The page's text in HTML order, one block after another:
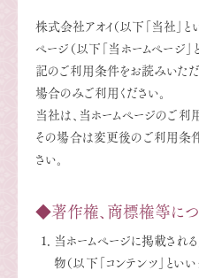
株式会社アオイ（以下「当社」と
ページ（以下「当ホームページ」
記のご利用条件をお読みいただ
場合のみご利用ください。
当社は、当ホームページのご利
その場合は変更後のご利用条
さい。
◆著作権、商標権等に
当ホームページに掲載され
物（以下「コンテンツ」とい